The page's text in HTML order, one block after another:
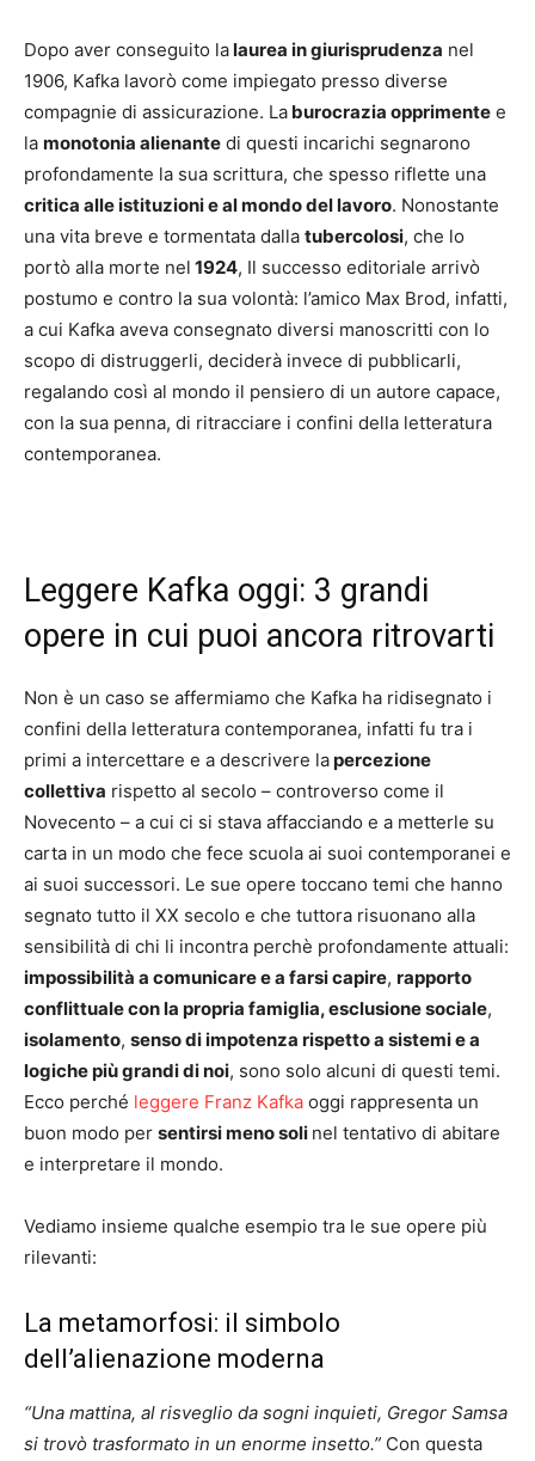
Dopo aver conseguito lalaurea in giurisprudenza nel
1906, Kafka lavorò come impiegato presso diverse
compagnie di assicurazione. La burocrazia opprimente e
la monotonia alienante di questi incarichi segnarono
profondamente la sua scrittura, che spesso riflette una
critica alle istituzioni e al mondo del lavoro. Nonostante
una vita breve e tormentata dalla tubercolosi, che lo
portò alla morte nel 1924, Il successo editoriale arrivò
postumo e contro la sua volontà: l’amico Max Brod, infatti,
a cui Kafka aveva consegnato diversi manoscritti con lo
scopo di distruggerli, deciderà invece di pubblicarli,
regalando così al mondo il pensiero di un autore capace,
con la sua penna, di ritracciare i confini della letteratura
contemporanea.
Leggere Kafka oggi: 3 grandi
opere in cui puoi ancora ritrovarti
Non è un caso se affermiamo che Kafka ha ridisegnato i
confini della letteratura contemporanea, infatti fu tra i
primi a intercettare e a descrivere lapercezione
collettiva rispetto al secolo – controverso come il
Novecento – a cui ci si stava affacciando e a metterle su
carta in un modo che fece scuola ai suoi contemporanei e
ai suoi successori. Le sue opere toccano temi che hanno
segnato tutto il XX secolo e che tuttora risuonano alla
sensibilità di chi li incontra perchè profondamente attuali:
impossibilità a comunicare e a farsi capire, rapporto
conflittuale con la propria famiglia, esclusione sociale,
isolamento, senso di impotenza rispetto a sistemi e a
logiche più grandi di noi, sono solo alcuni di questi temi.
Ecco perché leggere Franz Kafka oggi rappresenta un
buon modo per sentirsi meno soli nel tentativo di abitare
e interpretare il mondo.
Vediamo insieme qualche esempio tra le sue opere più
rilevanti:
La metamorfosi: il simbolo
dell’alienazione moderna
“Una mattina, al risveglio da sogni inquieti, Gregor Samsa
si trovò trasformato in un enorme insetto.” Con questa